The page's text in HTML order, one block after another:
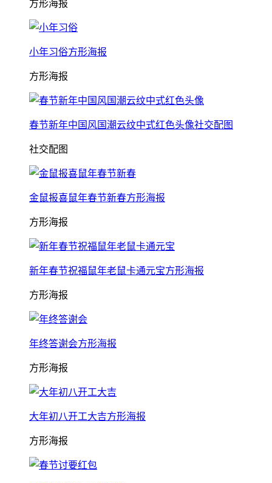
方形海报
小年习俗方形海报
方形海报
春节新年中国风国潮云纹中式红色头像社交配图
社交配图
金鼠报喜鼠年春节新春方形海报
方形海报
新年春节祝福鼠年老鼠卡通元宝方形海报
方形海报
年终答谢会方形海报
方形海报
大年初八开工大吉方形海报
方形海报